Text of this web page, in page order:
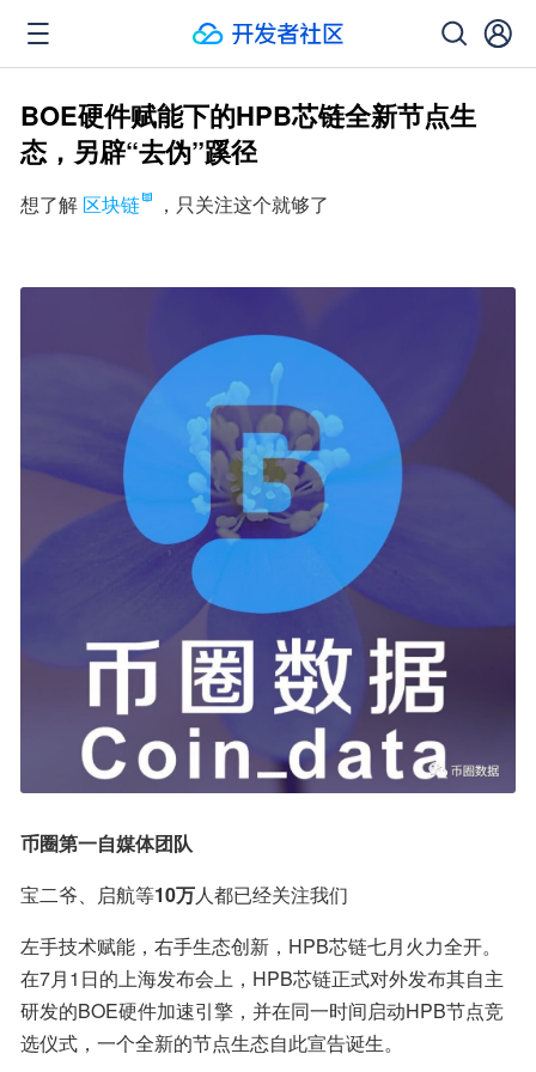
BOE硬件赋能下的HPB芯链全新节点生
态，另辟“去伪”蹊径
想了解 区块链 ，只关注这个就够了
币圈第一自媒体团队
宝二爷、启航等10万人都已经关注我们
左手技术赋能，右手生态创新，HPB芯链七月火力全开。
在7月1日的上海发布会上，HPB芯链正式对外发布其自主
研发的BOE硬件加速引擎，并在同一时间启动HPB节点竞
选仪式，一个全新的节点生态自此宣告诞生。